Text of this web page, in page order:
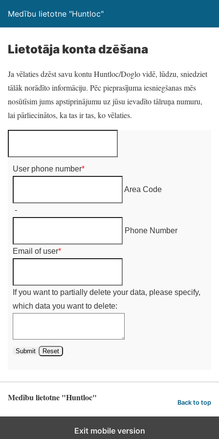
Medību lietotne "Huntloc"
Lietotāja konta dzēšana
Ja vēlaties dzēst savu kontu Huntloc/Doglo vidē, lūdzu, sniedziet
tālāk norādīto informāciju. Pēc pieprasījuma iesniegšanas mēs
nosūtīsim jums apstiprinājumu uz jūsu ievadīto tālruņa numuru,
lai pārliecinātos, ka tas ir tas, ko vēlaties.
User phone number*
Area Code
-
Phone Number
Email of user*
If you want to partially delete your data, please specify,
which data you want to delete:
Submit Reset
Medību lietotne "Huntloc" Back to top
Exit mobile version